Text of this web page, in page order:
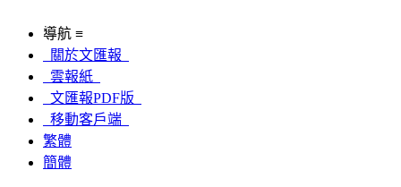
導航 ≡
關於文匯報
雲報紙
文匯報PDF版
移動客戶端
繁體
簡體